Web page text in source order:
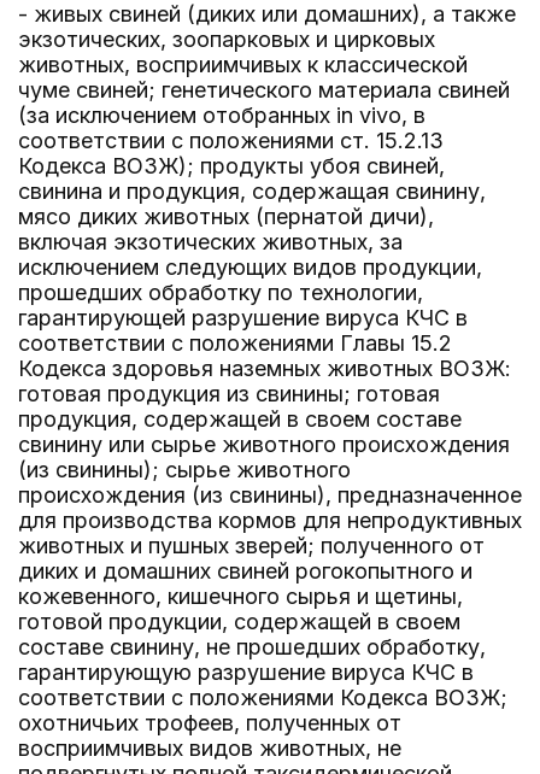
- живых свиней (диких или домашних), а также
экзотических, зоопарковых и цирковых
животных, восприимчивых к классической
чуме свиней; генетического материала свиней
(за исключением отобранных in vivo, в
соответствии с положениями ст. 15.2.13
Кодекса ВОЗЖ); продукты убоя свиней,
свинина и продукция, содержащая свинину,
мясо диких животных (пернатой дичи),
включая экзотических животных, за
исключением следующих видов продукции,
прошедших обработку по технологии,
гарантирующей разрушение вируса КЧС в
соответствии с положениями Главы 15.2
Кодекса здоровья наземных животных ВОЗЖ:
готовая продукция из свинины; готовая
продукция, содержащей в своем составе
свинину или сырье животного происхождения
(из свинины); сырье животного
происхождения (из свинины), предназначенное
для производства кормов для непродуктивных
животных и пушных зверей; полученного от
диких и домашних свиней рогокопытного и
кожевенного, кишечного сырья и щетины,
готовой продукции, содержащей в своем
составе свинину, не прошедших обработку,
гарантирующую разрушение вируса КЧС в
соответствии с положениями Кодекса ВОЗЖ;
охотничьих трофеев, полученных от
восприимчивых видов животных, не